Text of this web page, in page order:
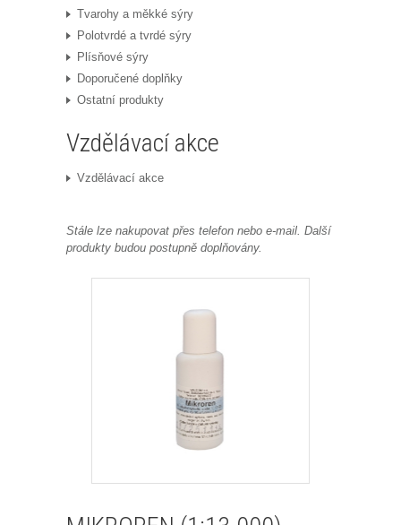
Tvarohy a měkké sýry
Polotvrdé a tvrdé sýry
Plísňové sýry
Doporučené doplňky
Ostatní produkty
Vzdělávací akce
Vzdělávací akce
Stále lze nakupovat přes telefon nebo e-mail. Další
produkty budou postupně doplňovány.